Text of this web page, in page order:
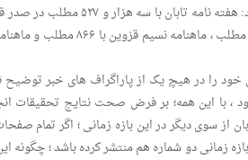
وی سپس به رسانه های چاپی اشاره می کند و
را در هیچ یک از پاراگراف های خبر
، با این همه؛ بر فرض صحت نتایج تحقیقات
سوی دیگر در این بازه زمانی ؛ اگر تمام